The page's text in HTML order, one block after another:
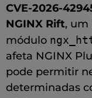
CVE-2026-
NGINX Rift, um
módulo
afeta NGINX
pode permitir
determinadas